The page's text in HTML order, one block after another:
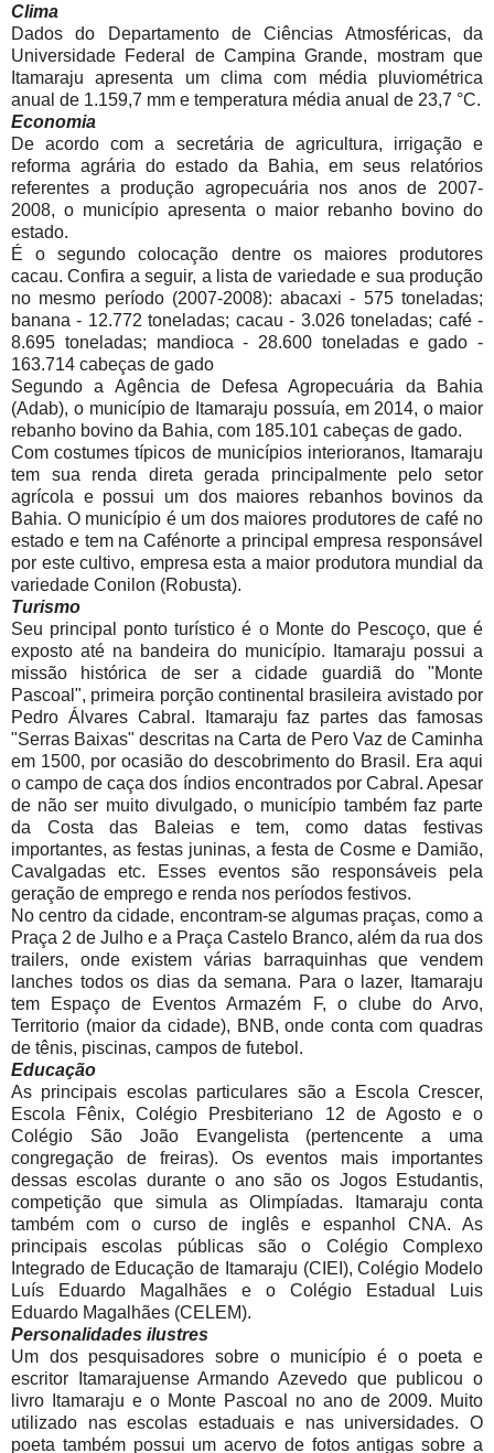
Clima
Dados do Departamento de Ciências Atmosféricas, da
Universidade Federal de Campina Grande, mostram que
Itamaraju apresenta um clima com média pluviométrica
anual de 1.159,7 mm e temperatura média anual de 23,7 °C.
Economia
De acordo com a secretária de agricultura, irrigação e
reforma agrária do estado da Bahia, em seus relatórios
referentes a produção agropecuária nos anos de 2007-
2008, o município apresenta o maior rebanho bovino do
estado.
É o segundo colocação dentre os maiores produtores
cacau. Confira a seguir, a lista de variedade e sua produção
no mesmo período (2007-2008): abacaxi - 575 toneladas;
banana - 12.772 toneladas; cacau - 3.026 toneladas; café -
8.695 toneladas; mandioca - 28.600 toneladas e gado -
163.714 cabeças de gado
Segundo a Agência de Defesa Agropecuária da Bahia
(Adab), o município de Itamaraju possuía, em 2014, o maior
rebanho bovino da Bahia, com 185.101 cabeças de gado.
Com costumes típicos de municípios interioranos, Itamaraju
tem sua renda direta gerada principalmente pelo setor
agrícola e possui um dos maiores rebanhos bovinos da
Bahia. O município é um dos maiores produtores de café no
estado e tem na Cafénorte a principal empresa responsável
por este cultivo, empresa esta a maior produtora mundial da
variedade Conilon (Robusta).
Turismo
Seu principal ponto turístico é o Monte do Pescoço, que é
exposto até na bandeira do município. Itamaraju possui a
missão histórica de ser a cidade guardiã do "Monte
Pascoal", primeira porção continental brasileira avistado por
Pedro Álvares Cabral. Itamaraju faz partes das famosas
"Serras Baixas" descritas na Carta de Pero Vaz de Caminha
em 1500, por ocasião do descobrimento do Brasil. Era aqui
o campo de caça dos índios encontrados por Cabral. Apesar
de não ser muito divulgado, o município também faz parte
da Costa das Baleias e tem, como datas festivas
importantes, as festas juninas, a festa de Cosme e Damião,
Cavalgadas etc. Esses eventos são responsáveis pela
geração de emprego e renda nos períodos festivos.
No centro da cidade, encontram-se algumas praças, como a
Praça 2 de Julho e a Praça Castelo Branco, além da rua dos
trailers, onde existem várias barraquinhas que vendem
lanches todos os dias da semana. Para o lazer, Itamaraju
tem Espaço de Eventos Armazém F, o clube do Arvo,
Territorio (maior da cidade), BNB, onde conta com quadras
de tênis, piscinas, campos de futebol.
Educação
As principais escolas particulares são a Escola Crescer,
Escola Fênix, Colégio Presbiteriano 12 de Agosto e o
Colégio São João Evangelista (pertencente a uma
congregação de freiras). Os eventos mais importantes
dessas escolas durante o ano são os Jogos Estudantis,
competição que simula as Olimpíadas. Itamaraju conta
também com o curso de inglês e espanhol CNA. As
principais escolas públicas são o Colégio Complexo
Integrado de Educação de Itamaraju (CIEI), Colégio Modelo
Luís Eduardo Magalhães e o Colégio Estadual Luis
Eduardo Magalhães (CELEM).
Personalidades ilustres
Um dos pesquisadores sobre o município é o poeta e
escritor Itamarajuense Armando Azevedo que publicou o
livro Itamaraju e o Monte Pascoal no ano de 2009. Muito
utilizado nas escolas estaduais e nas universidades. O
poeta também possui um acervo de fotos antigas sobre a